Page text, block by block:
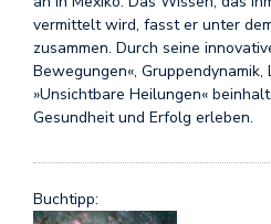
vermittelt wird, fasst er unter
zusammen. Durch seine
Bewegungen«, Gruppendynamik,
»Unsichtbare Heilungen«
Gesundheit und Erfolg erleben.
Buchtipp: